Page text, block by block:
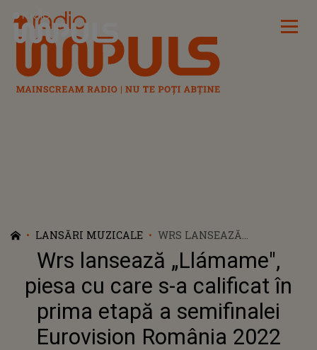
Radio Impuls
LANSĂRI MUZICALE
WRS LANSEAZĂ
„LLÁMAME", PIESA CU CARE
S-A CALIFICAT ÎN PRIMA
ETAPĂ A SEMIFINALEI
EUROVISION ROMÂNIA 2022
Wrs lansează „Llámame",
piesa cu care s-a calificat în
prima etapă a semifinalei
Eurovision România 2022